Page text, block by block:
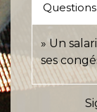
Un
ses